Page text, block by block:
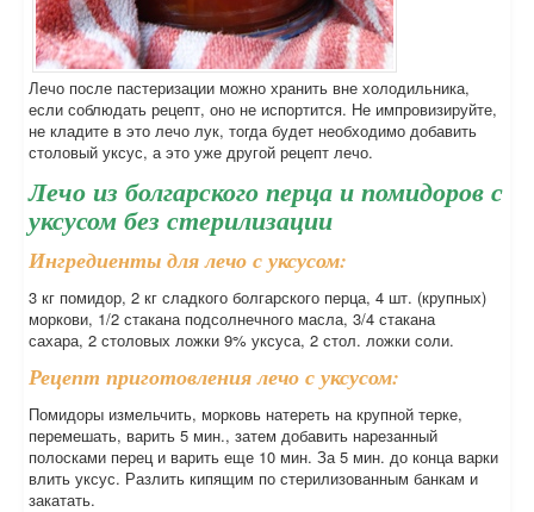
Лечо после пастеризации можно хранить вне холодильника,
если соблюдать рецепт, оно не испортится. Не импровизируйте,
не кладите в это лечо лук, тогда будет необходимо добавить
столовый уксус, а это уже другой рецепт лечо.
Лечо из болгарского перца и помидоров с
уксусом без стерилизации
Ингредиенты для лечо с уксусом:
3 кг помидор, 2 кг сладкого болгарского перца, 4 шт. (крупных)
моркови, 1/2 стакана подсолнечного масла, 3/4 стакана
сахара, 2 столовых ложки 9% уксуса, 2 стол. ложки соли.
Рецепт приготовления лечо с уксусом:
Помидоры измельчить, морковь натереть на крупной терке,
перемешать, варить 5 мин., затем добавить нарезанный
полосками перец и варить еще 10 мин. За 5 мин. до конца варки
влить уксус. Разлить кипящим по стерилизованным банкам и
закатать.